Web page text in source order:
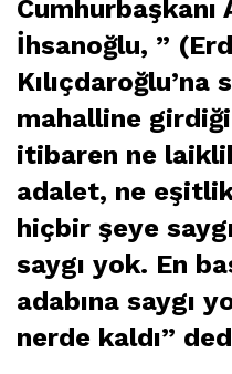
Cumhurbaşkanı
İhsanoğlu, ”
mahalline
itibaren ne
adalet, ne
hiçbir şeye
saygı yok. En
adabına saygı
nerde kaldı”